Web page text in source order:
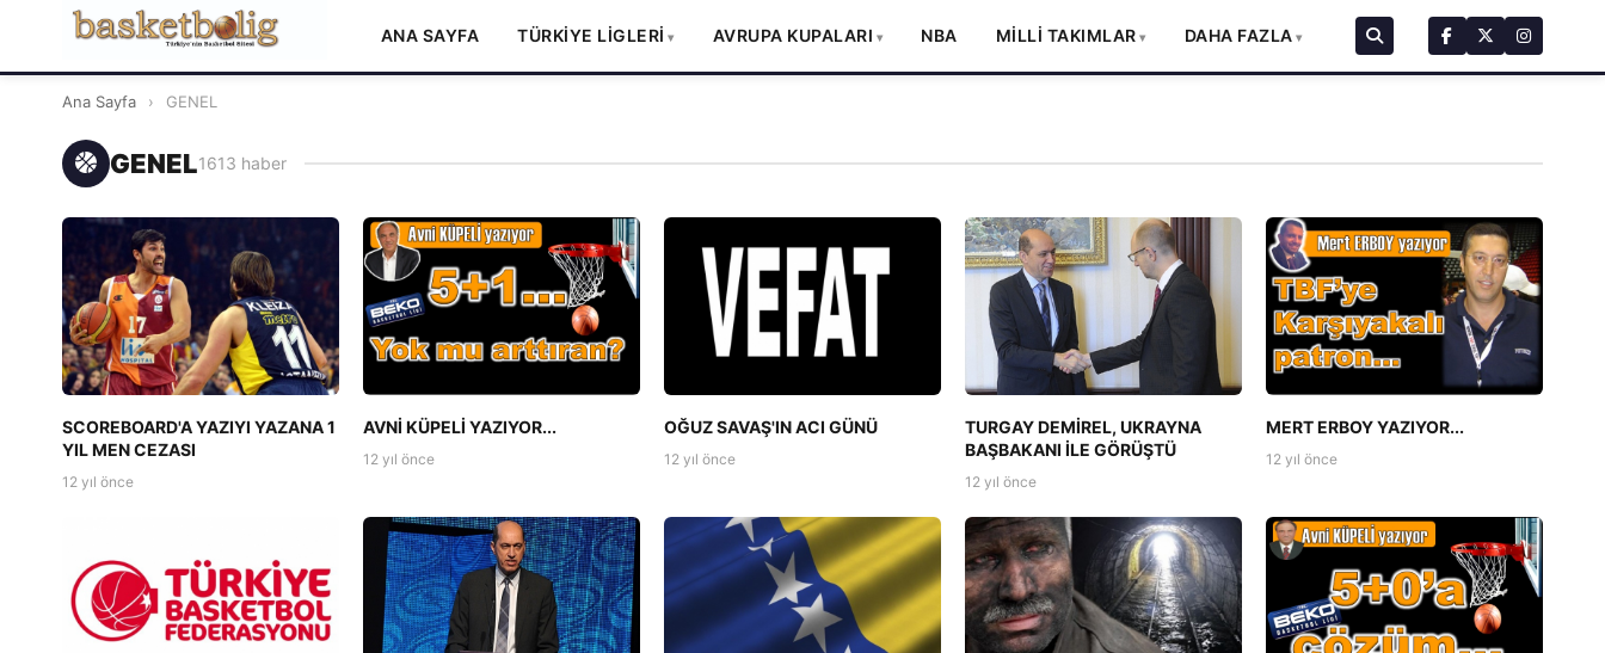
ANA SAYFA TÜRKİYE LİGLERİ AVRUPA KUPALARI NBA MİLLİ TAKIMLAR DAHA FAZLA
Ana Sayfa › GENEL
GENEL1613 haber
SCOREBOARD'A YAZIYI YAZANA 1
YIL MEN CEZASI
12 yıl önce
AVNİ KÜPELİ YAZIYOR...
12 yıl önce
OĞUZ SAVAŞ'IN ACI GÜNÜ
12 yıl önce
TURGAY DEMİREL, UKRAYNA
BAŞBAKANI İLE GÖRÜŞTÜ
12 yıl önce
MERT ERBOY YAZIYOR...
12 yıl önce